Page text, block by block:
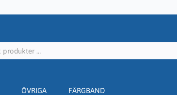
ÖVRIGA FÄRGBAND